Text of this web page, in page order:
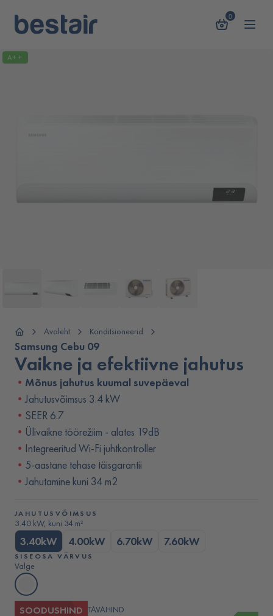
0
A++
Avaleht Konditsioneerid
Samsung Cebu 09
Vaikne ja efektiivne jahutus
Mõnus jahutus kuumal suvepäeval
Jahutusvõimsus 3.4 kW
SEER 6.7
Ülivaikne töörežiim - alates 19dB
Integreeritud Wi-Fi juhtkontroller
5-aastane tehase täisgarantii
Jahutamine kuni 34 m2
JAHUTUSVÕIMSUS
3.40 kW, kuni 34 m²
3.40kW 4.00kW 6.70kW 7.60kW
SISEOSA VÄRVUS
Valge
SOODUSHIND TAVAHIND